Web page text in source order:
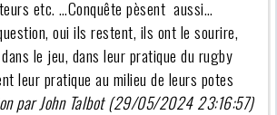
etc. …Conquête pèsent aussi…
oui ils restent, ils ont le sourire,
le jeu, dans leur pratique du rugby
leur pratique au milieu de leurs potes
par John Talbot (29/05/2024 23:16:57)